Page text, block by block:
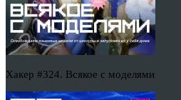
Хакер #324. Всякое с моделями